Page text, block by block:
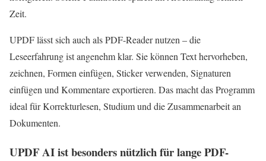
Zeit.
UPDF lässt sich auch als PDF-Reader nutzen – die
Leseerfahrung ist angenehm klar. Sie können Text hervorheben,
zeichnen, Formen einfügen, Sticker verwenden, Signaturen
einfügen und Kommentare exportieren. Das macht das Programm
ideal für Korrekturlesen, Studium und die Zusammenarbeit an
Dokumenten.
UPDF AI ist besonders nützlich für lange PDF-